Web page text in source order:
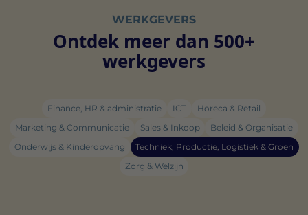
WERKGEVERS
Ontdek meer dan 500+
werkgevers
Finance, HR & administratie ICT
Horeca & Retail
Marketing & Communicatie
Sales & Inkoop
Beleid & Organisatie
Onderwijs & Kinderopvang
Techniek, Productie, Logistiek & Groen
Zorg & Welzijn